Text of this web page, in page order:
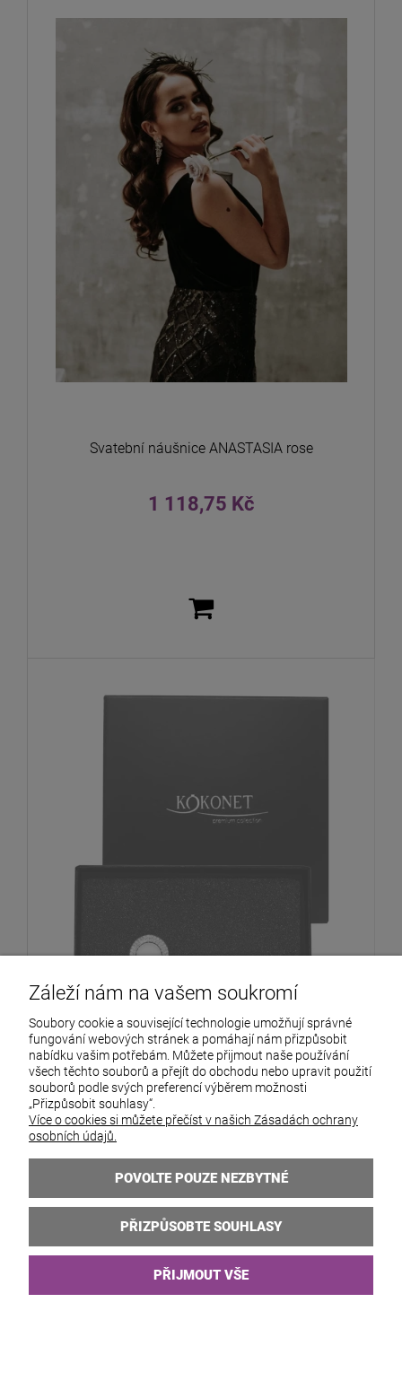
Svatební náušnice ANASTASIA rose
1 118,75 Kč
431,25 Kč
Záleží nám na vašem soukromí
Soubory cookie a související technologie umožňují správné
fungování webových stránek a pomáhají nám přizpůsobit
nabídku vašim potřebám. Můžete přijmout naše používání
všech těchto souborů a přejít do obchodu nebo upravit použití
souborů podle svých preferencí výběrem možnosti
„Přizpůsobit souhlasy“.
Více o cookies si můžete přečíst v našich Zásadách ochrany
osobních údajů.
POVOLTE POUZE NEZBYTNÉ
PŘIZPŮSOBTE SOUHLASY
PŘIJMOUT VŠE